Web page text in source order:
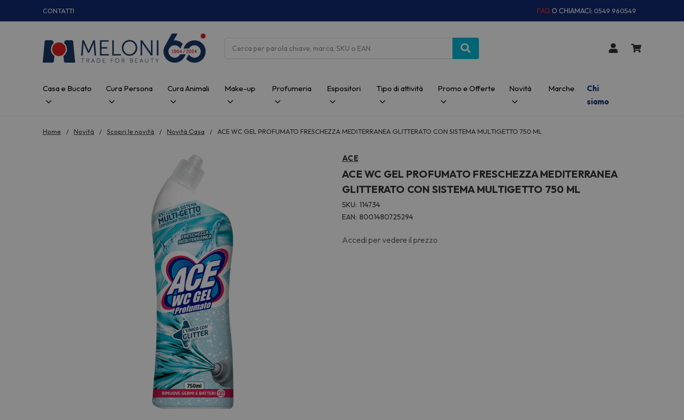
CONTATTI FAQ O CHIAMACI: 0549 960549
Casa e Bucato Cura Persona Cura Animali Make-up Profumeria Espositori Tipo di attività Promo e Offerte Novità Marche
Chi
siamo
Home Novità Scopri le novità Novità Casa ACE WC GEL PROFUMATO FRESCHEZZA MEDITERRANEA GLITTERATO CON SISTEMA MULTIGETTO 750 ML
ACE
ACE WC GEL PROFUMATO FRESCHEZZA MEDITERRANEA
GLITTERATO CON SISTEMA MULTIGETTO 750 ML
SKU: 114734
EAN: 8001480725294
Accedi per vedere il prezzo